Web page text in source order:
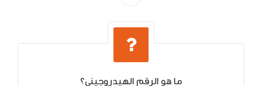
ما هو الرقم الهيدروجيني؟